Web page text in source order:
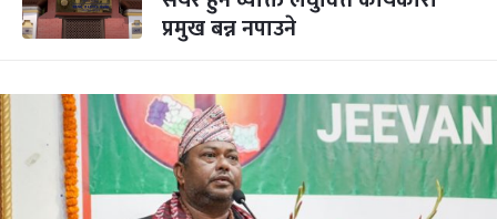
प्रमुख बन्न नपाउने